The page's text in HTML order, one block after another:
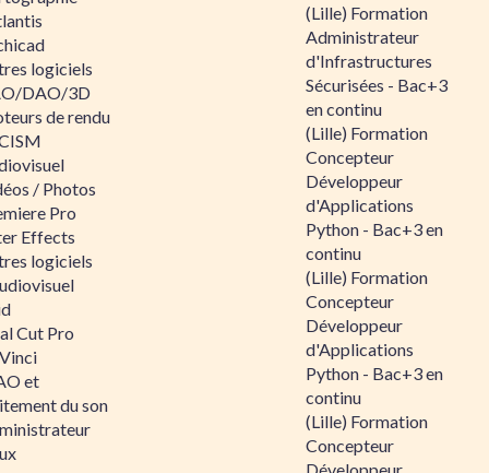
logiciels
DAO/3D
de rendu
/ Photos
Pro
Effects
logiciels
Cut Pro
et
du son
(Lille) Formation
Administrateur
d'Infrastructures
Sécurisées - Bac+3
en continu
(Lille) Formation
Concepteur
Développeur
d'Applications
Python - Bac+3 en
continu
(Lille) Formation
Concepteur
Développeur
d'Applications
Python - Bac+3 en
continu
(Lille) Formation
Concepteur